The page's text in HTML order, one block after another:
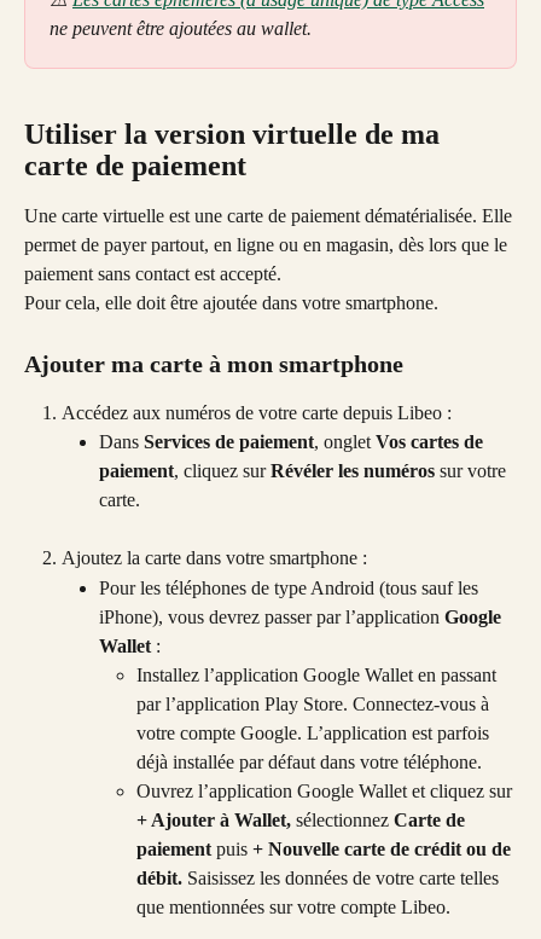
ne peuvent être ajoutées au wallet.
Utiliser la version virtuelle de ma
carte de paiement
Une carte virtuelle est une carte de paiement dématérialisée. Elle
permet de payer partout, en ligne ou en magasin, dès lors que le
paiement sans contact est accepté.
Pour cela, elle doit être ajoutée dans votre smartphone.
Ajouter ma carte à mon smartphone
Accédez aux numéros de votre carte depuis Libeo :
Dans Services de paiement, onglet Vos cartes de
paiement, cliquez sur Révéler les numéros sur votre
carte.
Ajoutez la carte dans votre smartphone :
Pour les téléphones de type Android (tous sauf les
iPhone), vous devrez passer par l’application Google
Wallet :
Installez l’application Google Wallet en passant
par l’application Play Store. Connectez-vous à
votre compte Google. L’application est parfois
déjà installée par défaut dans votre téléphone.
Ouvrez l’application Google Wallet et cliquez sur
+ Ajouter à Wallet, sélectionnez Carte de
paiement puis + Nouvelle carte de crédit ou de
débit. Saisissez les données de votre carte telles
que mentionnées sur votre compte Libeo.